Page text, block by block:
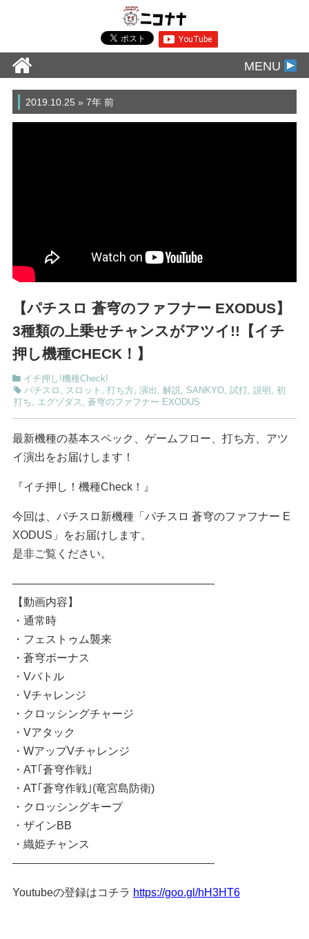
MENU
2019.10.25 » 7年 前
【パチスロ 蒼穹のファフナー EXODUS】
3種類の上乗せチャンスがアツイ!!【イチ
押し機種CHECK！】
イチ押し!機種Check!
パチスロ , スロット , 打ち方, 演出 , 解説, SANKYO, 試打, 説明 , 初
打ち, エグゾダス , 蒼穹のファフナー EXODUS
最新機種の基本スペック、ゲームフロー、打ち方、アツ
イ演出をお届けします！
『イチ押し！機種Check！』
今回は、パチスロ新機種「パチスロ 蒼穹のファフナー E
XODUS」をお届けします。
是非ご覧ください。
——————————————————-
【動画内容】
・通常時
・フェストゥム襲来
・蒼穹ボーナス
・Vバトル
・Vチャレンジ
・クロッシングチャージ
・Vアタック
・WアップVチャレンジ
・AT｢蒼穹作戦｣
・AT｢蒼穹作戦｣(竜宮島防衛)
・クロッシングキープ
・ザインBB
・織姫チャンス
——————————————————-
Youtubeの登録はコチラ https://goo.gl/hH3HT6